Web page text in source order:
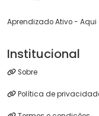
Aprendizado Ativo -
Institucional
Sobre
Política de